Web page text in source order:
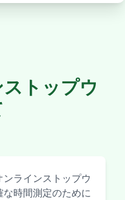
トップウ
ラインストップウ
時間測定のために